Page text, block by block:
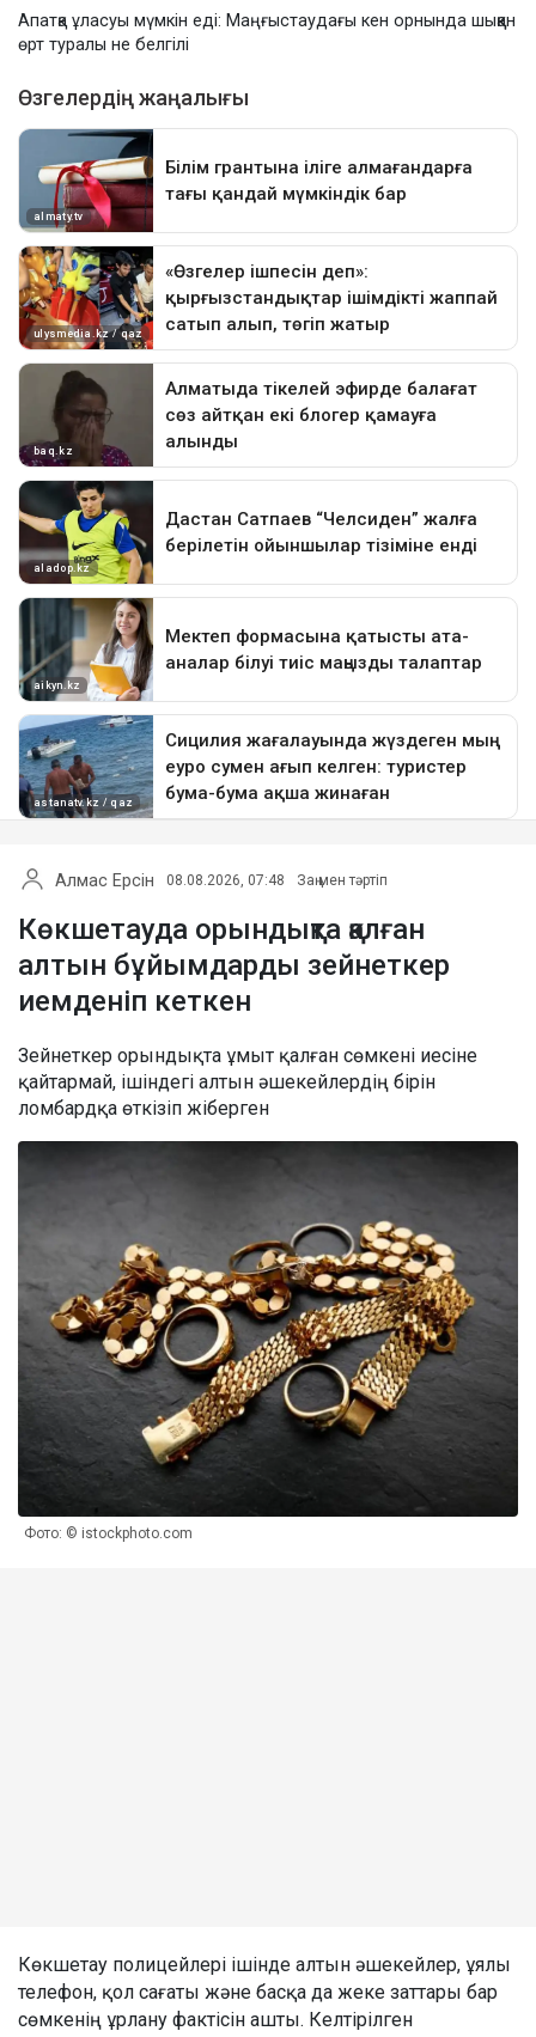
Апатқа ұласуы мүмкін еді: Маңғыстаудағы кен орнында шыққан
өрт туралы не белгілі
Алмас Ерсін 08.08.2026, 07:48 Заң мен тәртіп
Көкшетауда орындықта қалған
алтын бұйымдарды зейнеткер
иемденіп кеткен
Зейнеткер орындықта ұмыт қалған сөмкені иесіне
қайтармай, ішіндегі алтын әшекейлердің бірін
ломбардқа өткізіп жіберген
Фото: © istockphoto.com
Көкшетау полицейлері ішінде алтын әшекейлер, ұялы
телефон, қол сағаты және басқа да жеке заттары бар
сөмкенің ұрлану фактісін ашты. Келтірілген